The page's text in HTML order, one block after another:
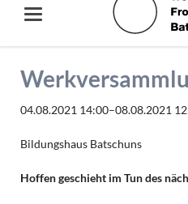
04.08.2021 14:00–08.08.2021
Bildungshaus Batschuns
Hoffen geschieht im Tun des